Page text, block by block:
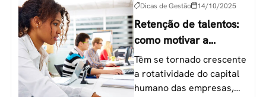
Dicas de Gestão 14/10/2025
Retenção de talentos:
como motivar a
geração Y nas
empresas?
Têm se tornado crescente
a rotatividade do capital
humano das empresas,